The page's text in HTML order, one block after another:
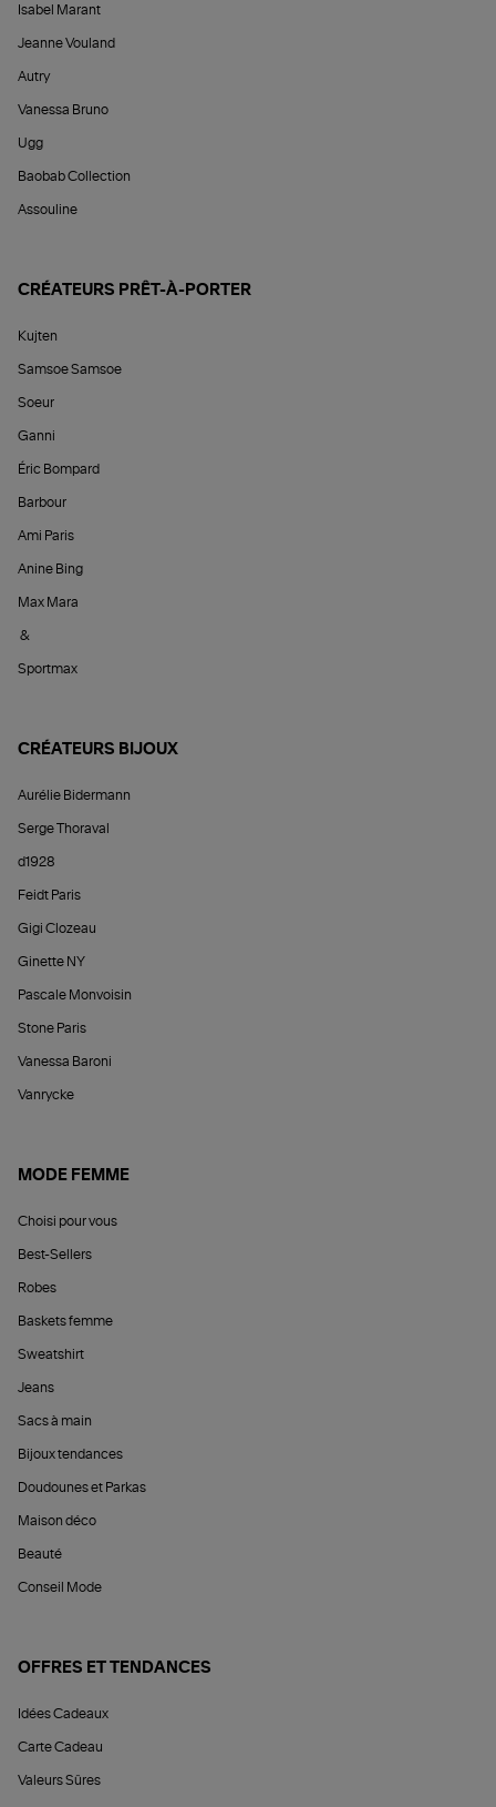
Isabel Marant
Jeanne Vouland
Autry
Vanessa Bruno
Ugg
Baobab Collection
Assouline
CRÉATEURS PRÊT-À-PORTER
Kujten
Samsoe Samsoe
Soeur
Ganni
Éric Bompard
Barbour
Ami Paris
Anine Bing
Max Mara
&
Sportmax
CRÉATEURS BIJOUX
Aurélie Bidermann
Serge Thoraval
d1928
Feidt Paris
Gigi Clozeau
Ginette NY
Pascale Monvoisin
Stone Paris
Vanessa Baroni
Vanrycke
MODE FEMME
Choisi pour vous
Best-Sellers
Robes
Baskets femme
Sweatshirt
Jeans
Sacs à main
Bijoux tendances
Doudounes et Parkas
Maison déco
Beauté
Conseil Mode
OFFRES ET TENDANCES
Idées Cadeaux
Carte Cadeau
Valeurs Sûres